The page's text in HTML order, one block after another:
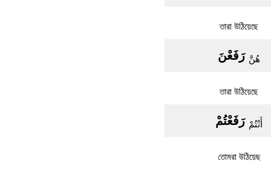
তারা উঠিয়েছে
هُنَّ رَفَعْنَ
তারা উঠিয়েছে
أَنْتُمْ رَفَعْتُمْ
তোমরা উঠিয়েছ